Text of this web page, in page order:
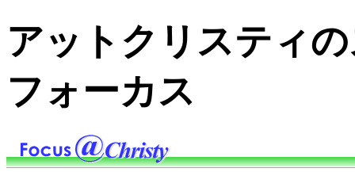
アットクリスティ
フォーカス